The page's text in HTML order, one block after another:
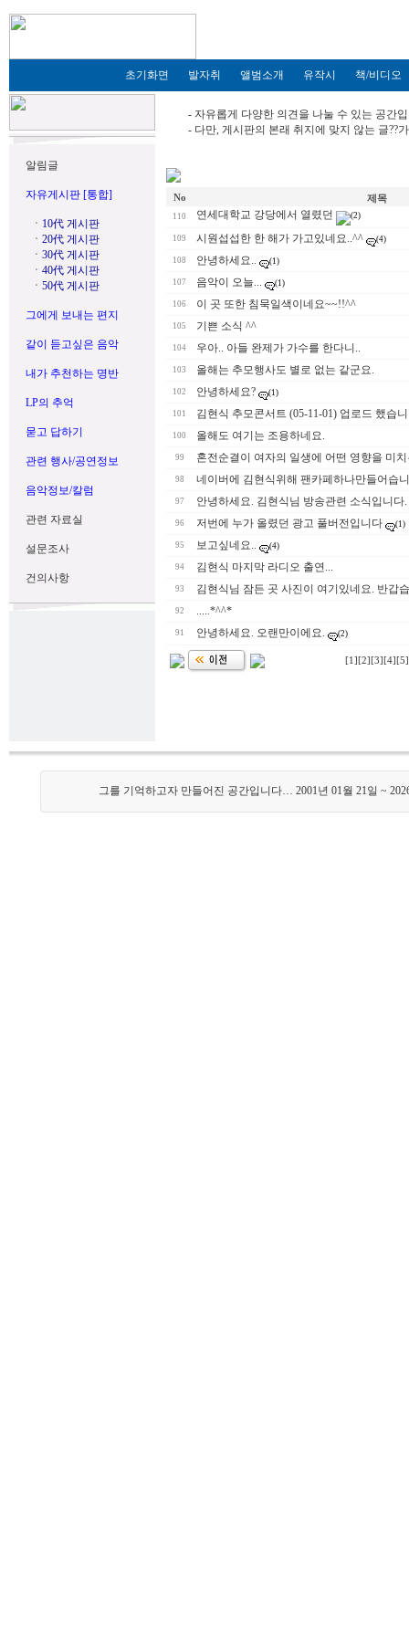
초기화면 발자취 앨범소개 유작시 책/비디오
알림글
자유게시판 [통합]
ㆍ 10代 게시판
ㆍ 20代 게시판
ㆍ 30代 게시판
ㆍ 40代 게시판
ㆍ 50代 게시판
그에게 보내는 편지
같이 듣고싶은 음악
내가 추천하는 명반
LP의 추억
묻고 답하기
관련 행사/공연정보
음악정보/칼럼
관련 자료실
설문조사
건의사항
- 자유롭게 다양한 의견을 나눌 수 있는 공간
- 다만, 게시판의 본래 취지에 맞지 않는 글??
No 제목
110 연세대학교 강당에서 열렸던 (2)
109 시원섭섭한 한 해가 가고있네요..^^ (4)
108 안녕하세요.. (1)
107 음악이 오늘... (1)
106 이 곳 또한 침묵일색이네요~~!!^^
105 기쁜 소식 ^^
104 우아.. 아들 완제가 가수를 한다니..
103 올해는 추모행사도 별로 없는 같군요.
102 안녕하세요? (1)
101 김현식 추모콘서트 (05-11-01) 업로드 했습
100 올해도 여기는 조용하네요.
99 혼전순결이 여자의 일생에 어떤 영향을 미치
98 네이버에 김현식위해 팬카페하나만들어습
97 안녕하세요. 김현식님 방송관련 소식입니다.
96 저번에 누가 올렸던 광고 풀버전입니다 (1)
95 보고싶네요.. (4)
94 김현식 마지막 라디오 출연...
93 김현식님 잠든 곳 사진이 여기있네요. 반갑
92 .....*^^*
91 안녕하세요. 오랜만이에요. (2)
[1] [2] [3] [4] [5]
그를 기억하고자 만들어진 공간입니다… 2001년 01월 21일 ~